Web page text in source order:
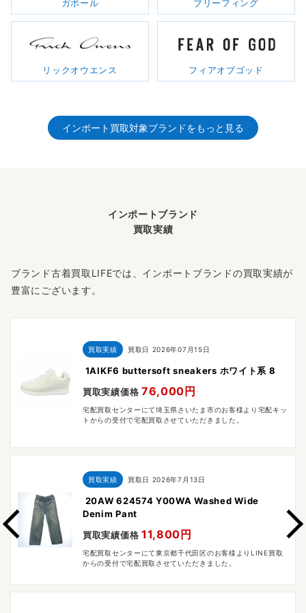
ガボール ブリーフィング
リックオウエンス フィアオブゴッド
インポート買取対象ブランドをもっと見る
インポートブランド
買取実績
ブランド古着買取LIFEでは、インポートブランドの買取実績が
豊富にございます。
買取実績 買取日 2026年07月15日
1AIKF6 buttersoft sneakers ホワイト系 8
買取実績価格 76,000円
宅配買取センターにて埼玉県さいたま市のお客様より宅配キッ
トからの受付で宅配買取させていただきました。
買取実績 買取日 2026年7月13日
20AW 624574 Y00WA Washed Wide
Denim Pant
買取実績価格 11,800円
宅配買取センターにて東京都千代田区のお客様よりLINE買取
からの受付で宅配買取させていただきました。